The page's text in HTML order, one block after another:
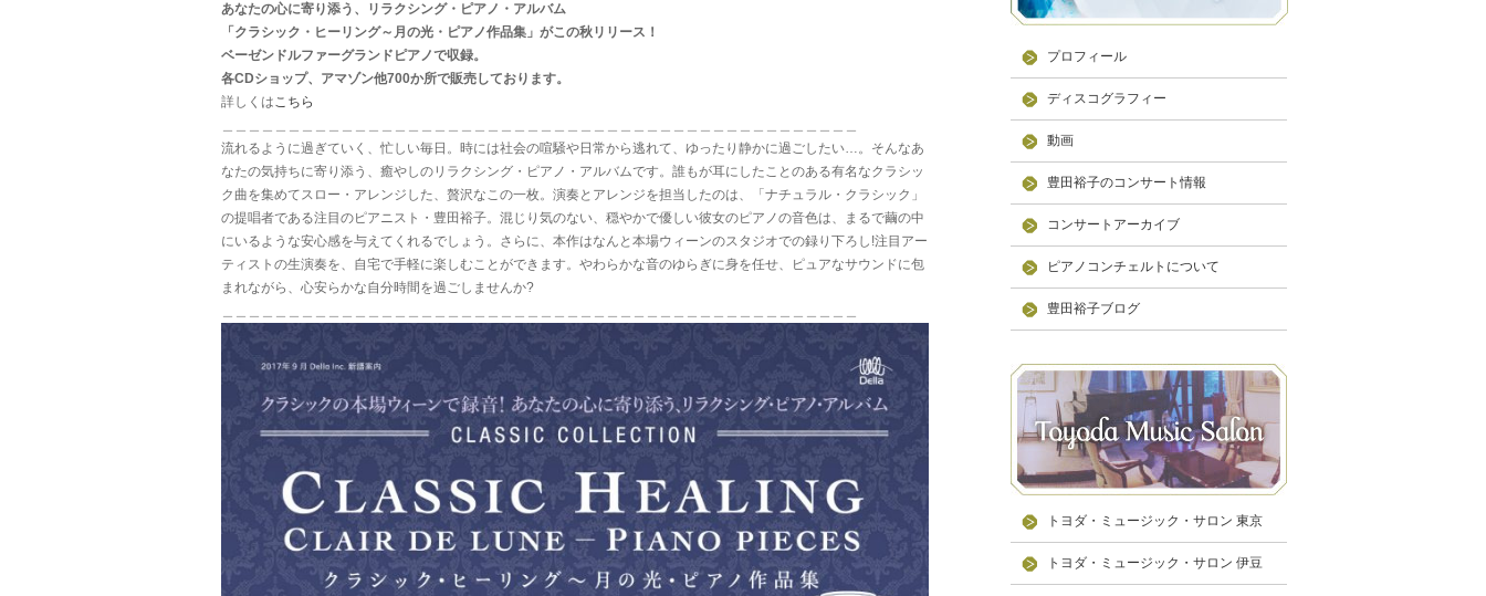
あなたの心に寄り添う、リラクシング・ピアノ・アルバム
「クラシック・ヒーリング～月の光・ピアノ作品集」がこの秋リリース！
ベーゼンドルファーグランドピアノで収録。
各CDショップ、アマゾン他700か所で販売しております。
詳しくはこちら
流れるように過ぎていく、忙しい毎日。時には社会の喧騒や日常から逃れて、ゆったり静かに過ごしたい…。そんなあ
なたの気持ちに寄り添う、癒やしのリラクシング・ピアノ・アルバムです。誰もが耳にしたことのある有名なクラシッ
ク曲を集めてスロー・アレンジした、贅沢なこの一枚。演奏とアレンジを担当したのは、「ナチュラル・クラシック」
の提唱者である注目のピアニスト・豊田裕子。混じり気のない、穏やかで優しい彼女のピアノの音色は、まるで繭の中
にいるような安心感を与えてくれるでしょう。さらに、本作はなんと本場ウィーンのスタジオでの録り下ろし!注目アー
ティストの生演奏を、自宅で手軽に楽しむことができます。やわらかな音のゆらぎに身を任せ、ピュアなサウンドに包
まれながら、心安らかな自分時間を過ごしませんか?
プロフィール
ディスコグラフィー
動画
豊田裕子のコンサート情報
コンサートアーカイブ
ピアノコンチェルトについて
豊田裕子ブログ
トヨダ・ミュージック・サロン 東京
トヨダ・ミュージック・サロン 伊豆